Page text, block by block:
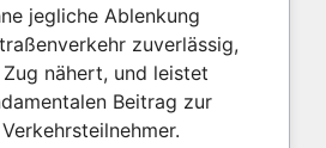
jegliche Ablenkung
zuverlässig,
nähert, und leistet
Beitrag zur